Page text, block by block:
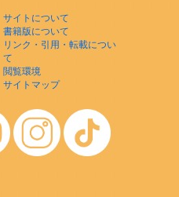
サイトについて
書籍版について
リンク・引用・転載につい
て
閲覧環境
サイトマップ